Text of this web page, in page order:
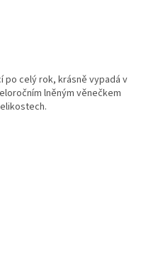
po celý rok, krásně vypadá v
lněným věnečkem